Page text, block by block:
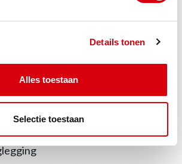
Details tonen
Alles toestaan
Selectie toestaan